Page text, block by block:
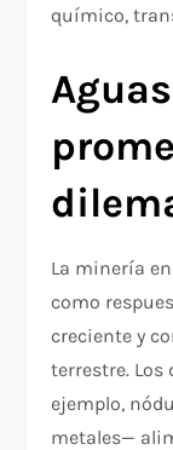
químico,
La minería
como
creciente y
terrestre.
ejemplo,
metales—